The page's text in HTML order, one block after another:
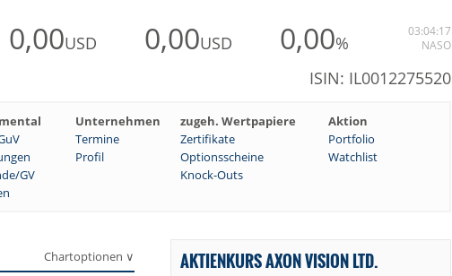
0,00USD 0,00USD 0,00%
03:04:17
NASO
ISIN: IL0012275520
Unternehmen zugeh. Wertpapiere
Aktion
Termine Zertifikate
Portfolio
Profil Optionsscheine
Watchlist
GV
Knock-Outs
Chartoptionen ∨
AKTIENKURS AXON VISION LTD.